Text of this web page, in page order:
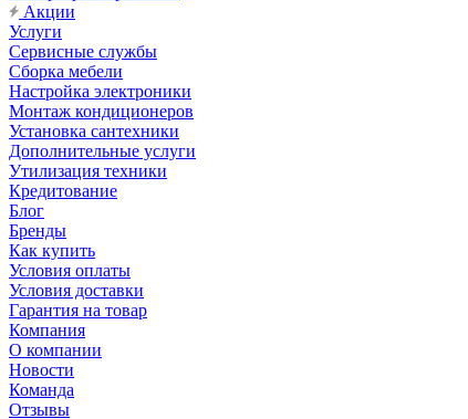
Акции
Услуги
Сервисные службы
Сборка мебели
Настройка электроники
Монтаж кондиционеров
Установка сантехники
Дополнительные услуги
Утилизация техники
Кредитование
Блог
Бренды
Как купить
Условия оплаты
Условия доставки
Гарантия на товар
Компания
О компании
Новости
Команда
Отзывы